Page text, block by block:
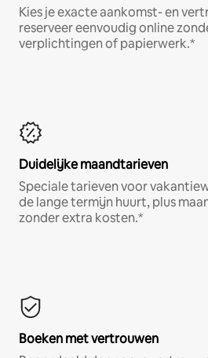
Kies je exacte aankomst- en
reserveer eenvoudig online
verplichtingen of papierwerk.*
Duidelijke maandtarieven
Speciale tarieven voor
de lange termijn huurt, plus
zonder extra kosten.*
Boeken met vertrouwen